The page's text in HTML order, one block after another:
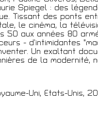
Spiegel : des
Tissant des ponts
le cinéma, la
50 aux années 80
- d’intimidantes
Un exaltant
de la modernité,
Uni, Etats-Unis,